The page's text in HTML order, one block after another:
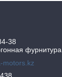
38
фурнитура
motors.kz